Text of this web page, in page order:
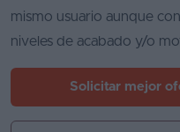
mismo usuario aunque
niveles de acabado y/o
Solicitar mejor